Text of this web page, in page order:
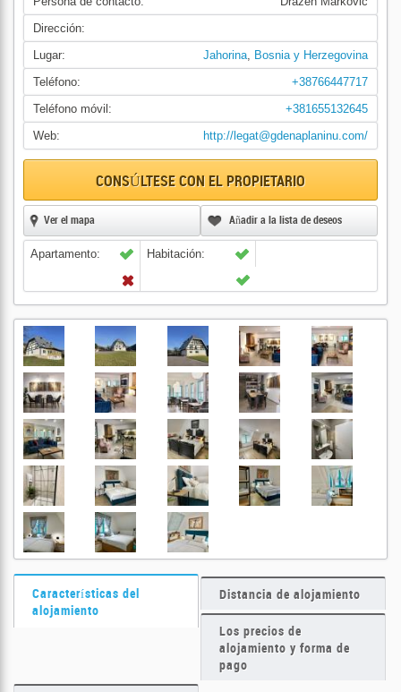
Dirección:
Lugar:
Jahorina, Bosnia y Herzegovina
Teléfono:
+38766447717
Teléfono móvil:
+381655132645
Web:
http://legat@gdenaplaninu.com/
CONSÚLTESE CON EL PROPIETARIO
Ver el mapa Añadir a la lista de deseos
Apartamento: Habitación:
Características del
alojamiento
Distancia de alojamiento
Los precios de
alojamiento y forma de
pago